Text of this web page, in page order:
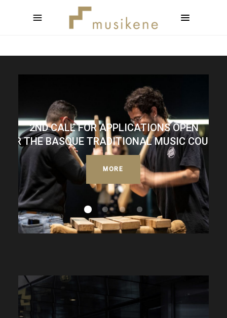
2ND CALL FOR APPLICATIONS OPEN
FOR THE BASQUE TRADITIONAL MUSIC COURSE
MORE